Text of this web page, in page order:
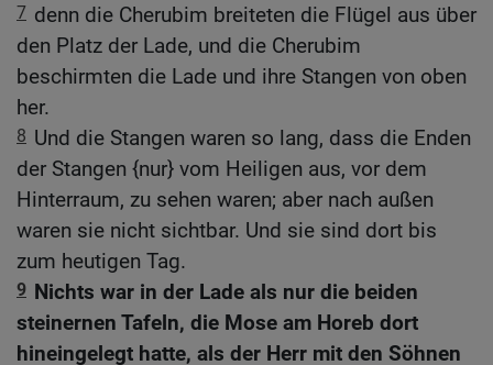
7 denn die Cherubim breiteten die Flügel aus über
den Platz der Lade, und die Cherubim
beschirmten die Lade und ihre Stangen von oben
her.
8 Und die Stangen waren so lang, dass die Enden
der Stangen {nur} vom Heiligen aus, vor dem
Hinterraum, zu sehen waren; aber nach außen
waren sie nicht sichtbar. Und sie sind dort bis
zum heutigen Tag.
9 Nichts war in der Lade als nur die beiden
steinernen Tafeln, die Mose am Horeb dort
hineingelegt hatte, als der Herr mit den Söhnen